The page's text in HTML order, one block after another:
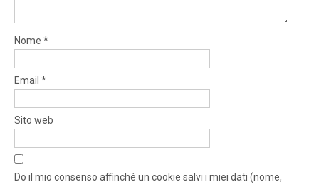
Nome *
Email *
Sito web
Do il mio consenso affinché un cookie salvi i miei dati (nome,